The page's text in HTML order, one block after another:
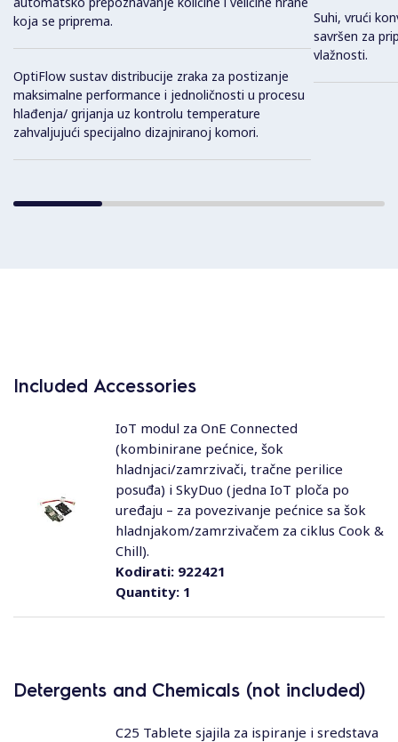
koja se priprema.
OptiFlow sustav distribucije zraka za postizanje
maksimalne performance i jednoličnosti u procesu
hlađenja/ grijanja uz kontrolu temperature
zahvaljujući specijalno dizajniranoj komori.
Suhi, vrući
savršen za
vlažnosti.
Included Accessories
Quantity:1
Kodirati:922421
IoT modul za OnE Connected
(kombinirane pećnice, šok
hladnjaci/zamrzivači, tračne perilice
posuđa) i SkyDuo (jedna IoT ploča po
uređaju – za povezivanje pećnice sa šok
hladnjakom/zamrzivačem za ciklus Cook &
Chill).
Detergents and Chemicals (not included)
C25 Tablete sjajila za ispiranje i sredstava